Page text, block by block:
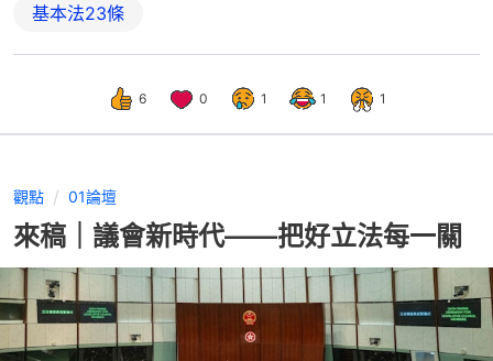
基本法23條
6 0 1 1 1
觀點 01論壇
來稿｜議會新時代——把好立法每一關